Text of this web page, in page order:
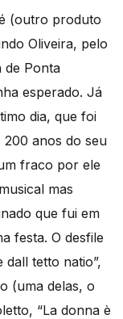
(outro produto
Oliveira, pelo
de Ponta
esperado. Já
dia, que foi
200 anos do seu
fraco por ele
mas
que fui em
festa. O desfile
dall tetto natio”,
(uma delas, o
“La donna è